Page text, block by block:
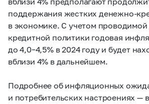
поддержания жестких денежно-
в экономике. С учетом
кредитной политики годовая
до4,0–4,5%в 2024 году и будет
вблизи 4% в дальнейшем.
Подробнее об инфляционных
и потребительских настроениях — в